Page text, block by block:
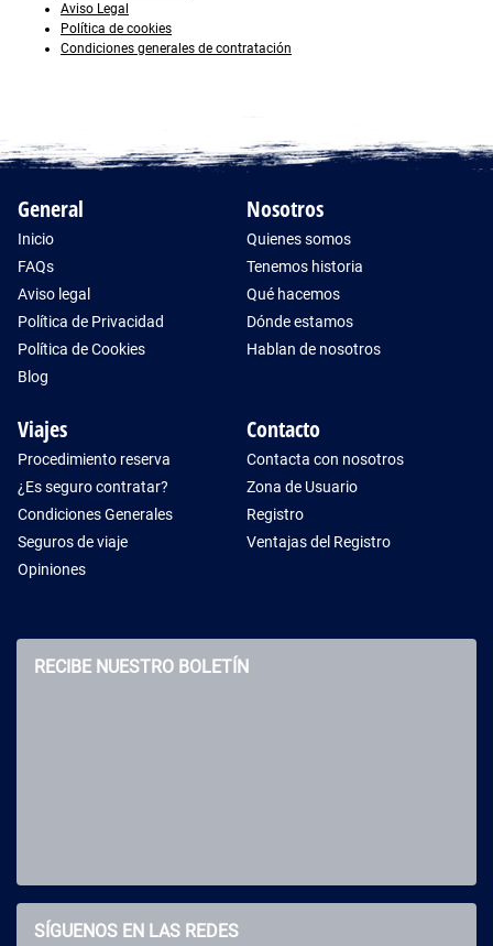
Aviso Legal
Política de cookies
Condiciones generales de contratación
General
Inicio
FAQs
Aviso legal
Política de Privacidad
Política de Cookies
Blog
Nosotros
Quienes somos
Tenemos historia
Qué hacemos
Dónde estamos
Hablan de nosotros
Viajes
Procedimiento reserva
¿Es seguro contratar?
Condiciones Generales
Seguros de viaje
Opiniones
Contacto
Contacta con nosotros
Zona de Usuario
Registro
Ventajas del Registro
RECIBE NUESTRO BOLETÍN
SÍGUENOS EN LAS REDES